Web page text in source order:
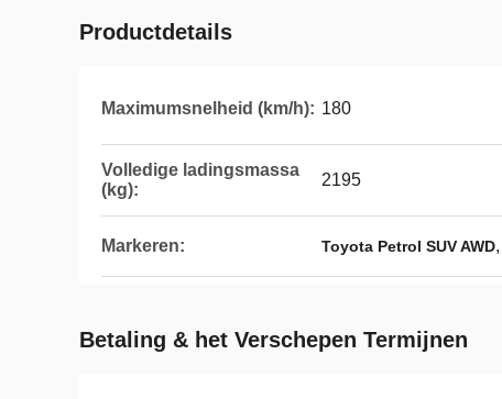
Productdetails
Maximumsnelheid (km/h): 180
Volledige ladingsmassa
(kg):
2195
Markeren: Toyota Petrol SUV AWD,
Betaling & het Verschepen Termijnen